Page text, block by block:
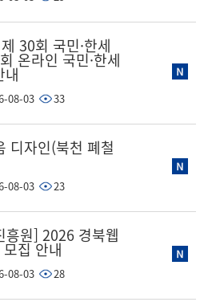
30회 국민·한세
온라인 국민·한세
내
08-03 33
디자인(북천 폐철
08-03 23
흥원] 2026 경북웹
집 안내
08-03 28